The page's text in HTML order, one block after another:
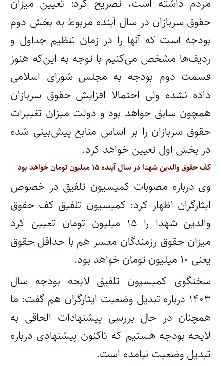
مردم داشته است، تصریح کرد: تعیین میزان
حقوق سربازان در سال آینده مربوط به بخش دوم
بودجه است که آنها را در زمان تنظیم جداول و
ردیف‌ها مشخص می‌کنیم با توجه به این‌که هنوز
قسمت دوم بودجه به مجلس شورای اسلامی
داده نشده ولی احتمالا افزایش حقوق سربازان
همچون سابق خواهد بود و دولت میزان تغییرات
حقوق سربازان را بر اساس منابع پیش‌بینی شده
در بخش اول تعیین خواهد کرد.
کف حقوق والدین شهدا در سال آینده ۱۵ میلیون تومان خواهد بود
وی درباره مصوبات کمیسیون تلفیق در خصوص
ایثارگران اظهار کرد: کمیسیون تلفیق کف حقوق
والدین شهدا را ۱۵ میلیون تومان تعیین کرد
میزان حقوق رزمندگان معسر هم با حداقل حقوق
یعنی ۱۰ میلیون تومان خواهد بود.
سخنگوی کمیسیون تلفیق لایحه بودجه سال
۱۴۰۳ درباره تبدیل وضعیت ایثارگران هم گفت: ما
همچنان در حال بررسی پیشنهادات الحاقی به
لایحه بودجه هستیم که تاکنون پیشنهادی درباره
تبدیل وضعیت نیامده است.